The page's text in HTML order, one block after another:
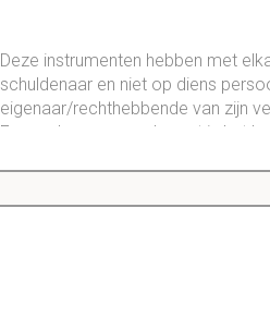
Deze instrumenten hebben met
schuldenaar en niet op diens
eigenaar/rechthebbende van zijn
Een andere overeenkomst is het
Dit is een